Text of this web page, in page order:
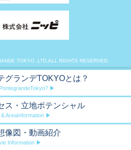
グランデTOKYOとは？
▶
ス・立地ポテンシャル
AreaInformation ▶
像図・動画紹介
Information ▶
TOKYO ,LTD,ALL RIGHTS RESERVED.